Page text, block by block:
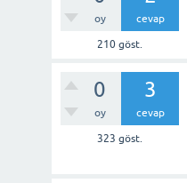
oy cevap
210 göst.
0
oy
3
cevap
323 göst.